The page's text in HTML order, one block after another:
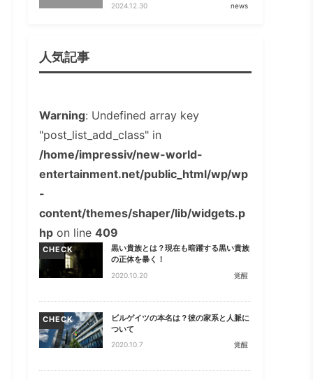
2024.12.30 news
人気記事
Warning: Undefined array key
"post_list_add_class" in
/home/impressiv/new-world-
entertainment.net/public_html/wp/wp
-
content/themes/shaper/lib/widgets.p
hpon line 409
CHECK
黒い貴族とは？現在も暗躍する黒い貴族
の正体を暴く！
2020.10.20 覚醒
CHECK
ビルゲイツの本名は？彼の家系と人脈に
ついて
2020.10.7 覚醒